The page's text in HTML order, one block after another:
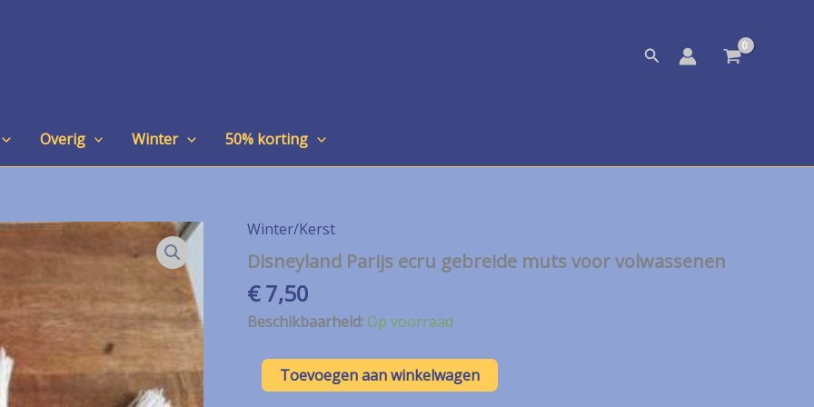
Zoeken
Overig Winter 50% korting
Winter/Kerst
Disneyland Parijs ecru gebreide muts voor volwassenen
€7,50
Beschikbaarheid:Op voorraad
Disneyland
Parijs
Toevoegen aan winkelwagen